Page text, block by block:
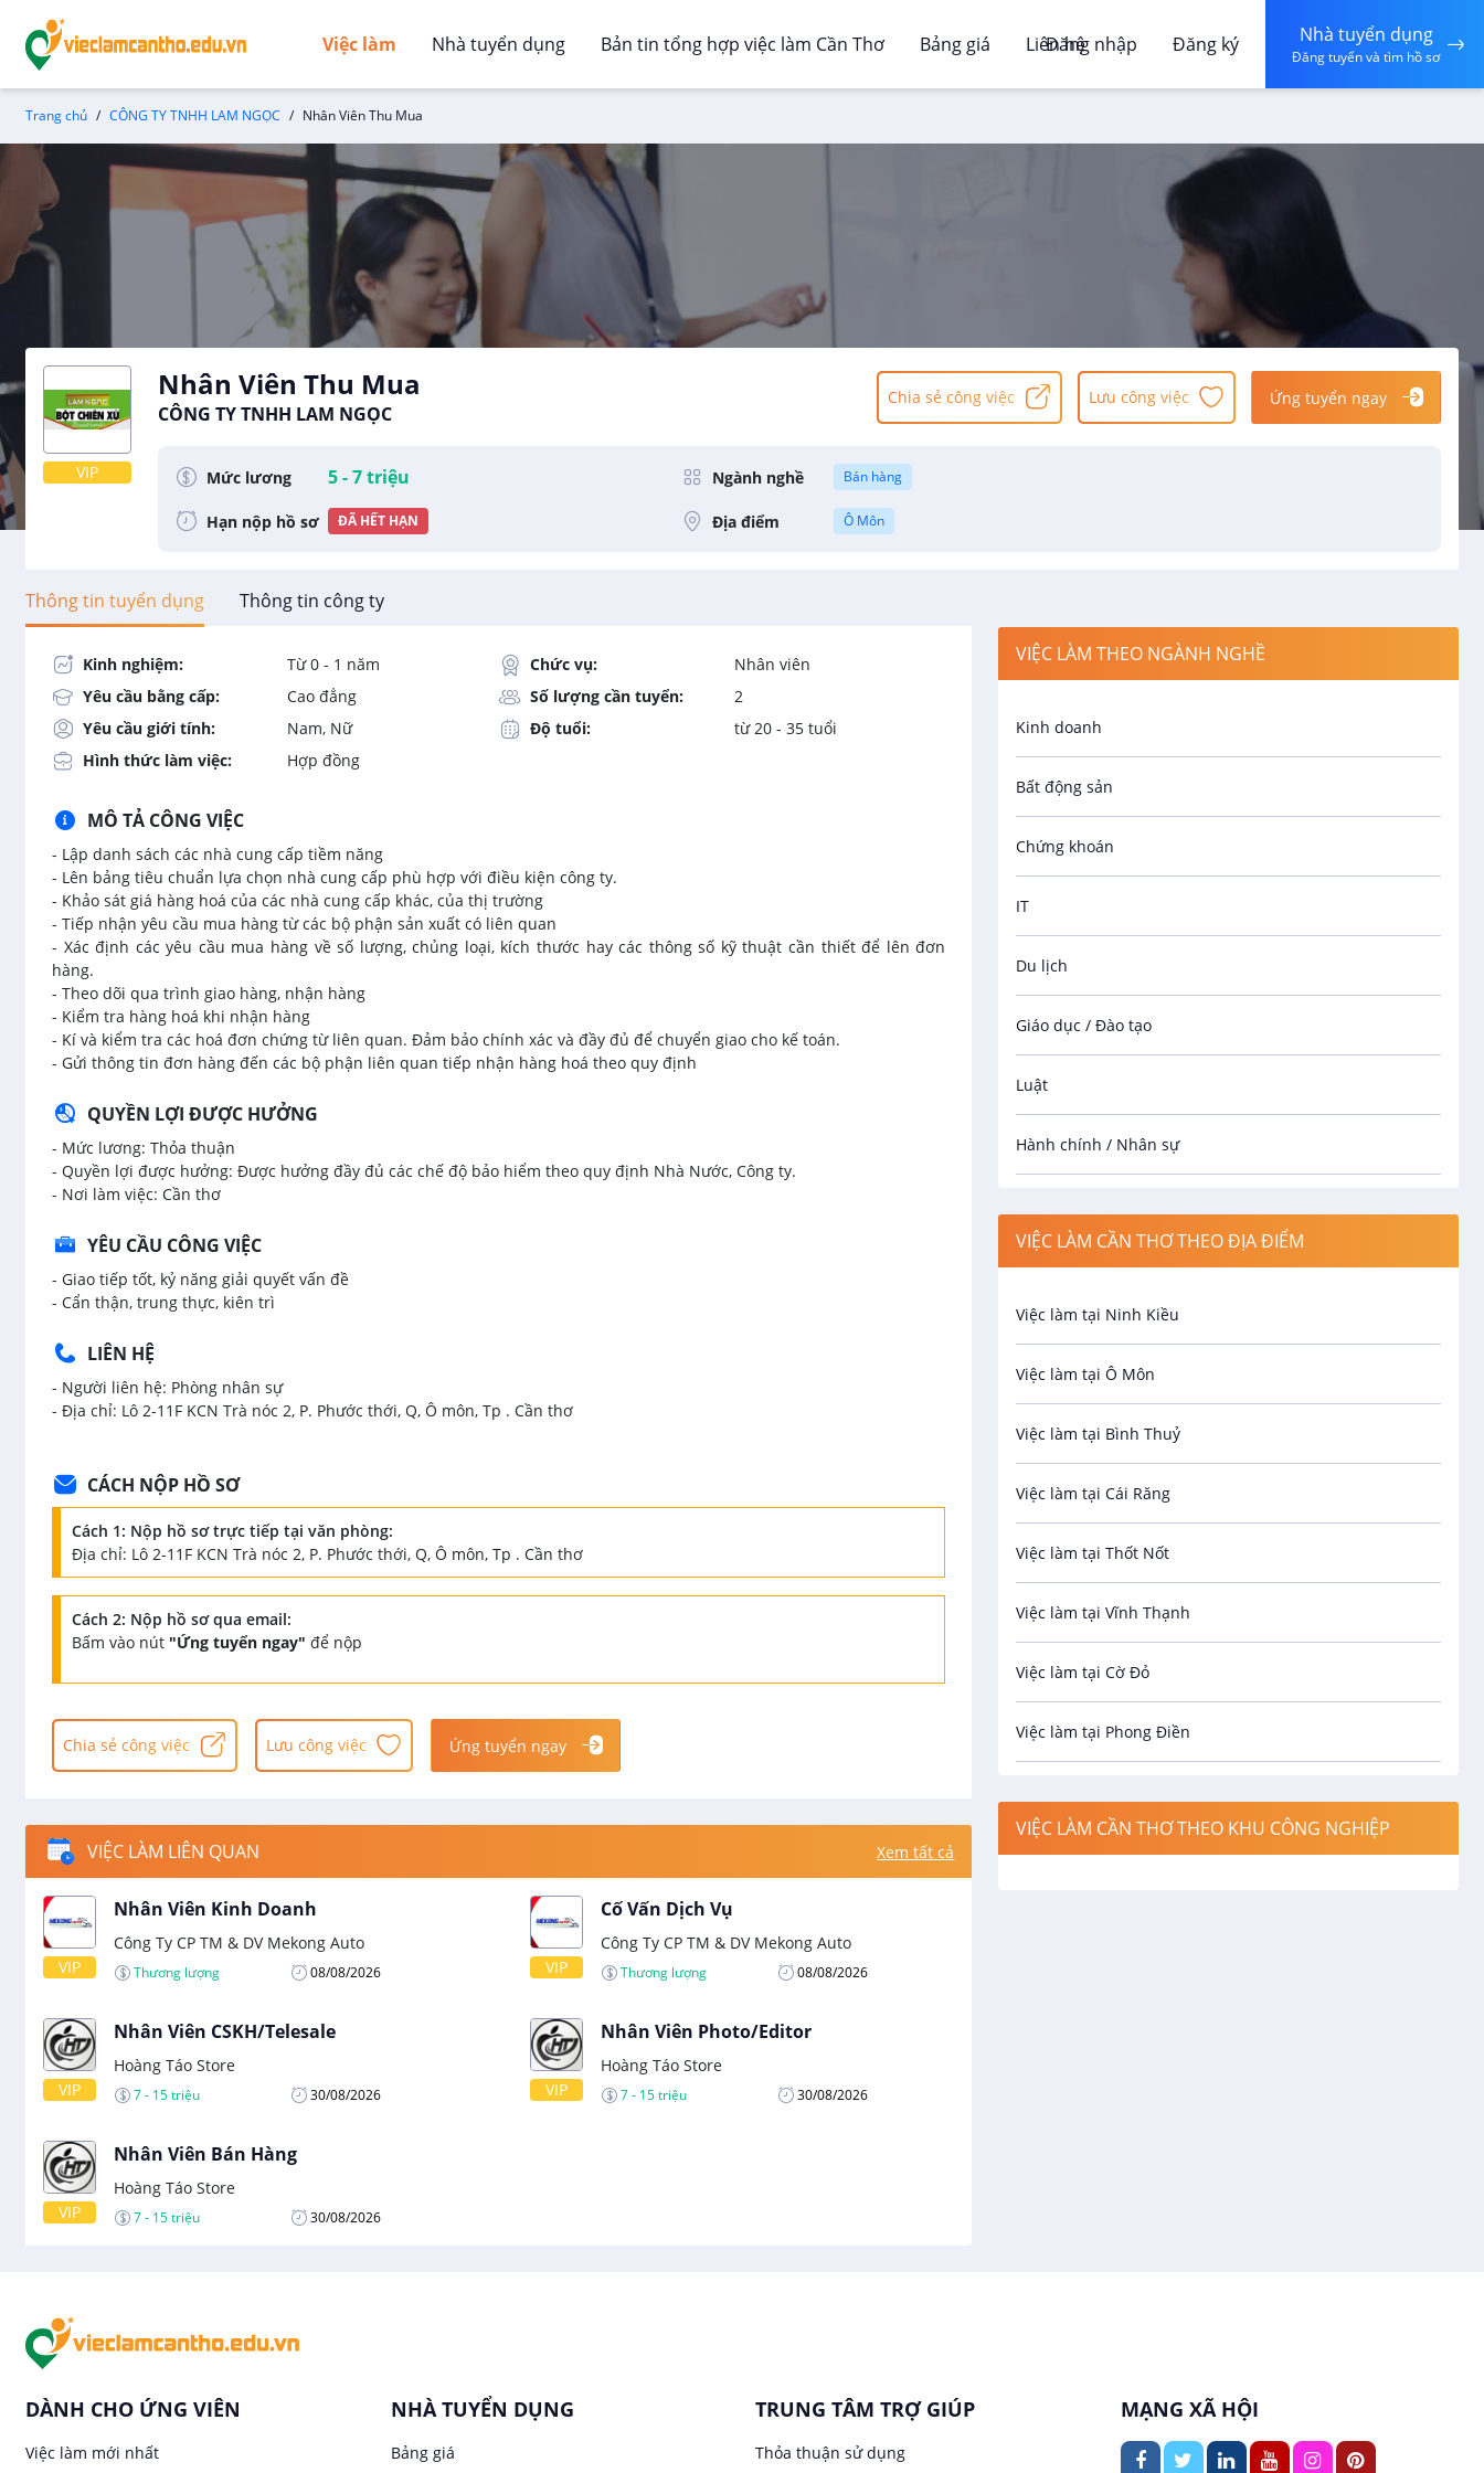
Việc làm Nhà tuyển dụng Bản tin tổng hợp việc làm Cần Thơ Bảng giá Liên hệ
Đăng nhập Đăng ký Nhà tuyển dụng
Đăng tuyển và tìm hồ sơ
Trang chủ CÔNG TY TNHH LAM NGỌC Nhân Viên Thu Mua
VIP
Nhân Viên Thu Mua
CÔNG TY TNHH LAM NGỌC
Chia sẻ công việc Lưu công việc Ứng tuyển ngay
Mức lương 5 - 7 triệu Ngành nghề Bán hàng
Hạn nộp hồ sơ ĐÃ HẾT HẠN Địa điểm Ô Môn
Thông tin tuyển dụng Thông tin công ty
Kinh nghiệm: Từ 0 - 1 năm Chức vụ:
Nhân viên
Yêu cầu bằng cấp:
Cao đẳng Số lượng cần tuyển:
2
Yêu cầu giới tính:
Nam, Nữ Độ tuổi:
từ 20 - 35 tuổi
Hình thức làm việc:
Hợp đồng
MÔ TẢ CÔNG VIỆC
- Lập danh sách các nhà cung cấp tiềm năng
- Lên bảng tiêu chuẩn lựa chọn nhà cung cấp phù hợp với điều kiện công ty.
- Khảo sát giá hàng hoá của các nhà cung cấp khác, của thị trường
- Tiếp nhận yêu cầu mua hàng từ các bộ phận sản xuất có liên quan
- Xác định các yêu cầu mua hàng về số lượng, chủng loại, kích thước hay các thông số kỹ thuật cần thiết để lên đơn
hàng.
- Theo dõi qua trình giao hàng, nhận hàng
- Kiểm tra hàng hoá khi nhận hàng
- Kí và kiểm tra các hoá đơn chứng từ liên quan. Đảm bảo chính xác và đầy đủ để chuyển giao cho kế toán.
- Gửi thông tin đơn hàng đến các bộ phận liên quan tiếp nhận hàng hoá theo quy định
QUYỀN LỢI ĐƯỢC HƯỞNG
- Mức lương: Thỏa thuận
- Quyền lợi được hưởng: Được hưởng đầy đủ các chế độ bảo hiểm theo quy định Nhà Nước, Công ty.
- Nơi làm việc: Cần thơ
YÊU CẦU CÔNG VIỆC
- Giao tiếp tốt, kỷ năng giải quyết vấn đề
- Cẩn thận, trung thực, kiên trì
LIÊN HỆ
- Người liên hệ: Phòng nhân sự
- Địa chỉ: Lô 2-11F KCN Trà nóc 2, P. Phước thới, Q, Ô môn, Tp . Cần thơ
CÁCH NỘP HỒ SƠ
Cách 1: Nộp hồ sơ trực tiếp tại văn phòng:
Địa chỉ: Lô 2-11F KCN Trà nóc 2, P. Phước thới, Q, Ô môn, Tp . Cần thơ
Cách 2: Nộp hồ sơ qua email:
Bấm vào nút "Ứng tuyển ngay" để nộp
Chia sẻ công việc Lưu công việc Ứng tuyển ngay
VIỆC LÀM LIÊN QUAN Xem tất cả
VIP
Nhân Viên Kinh Doanh
Công Ty CP TM & DV Mekong Auto
Thương lượng 08/08/2026 VIP
Cố Vấn Dịch Vụ
Công Ty CP TM & DV Mekong Auto
Thương lượng 08/08/2026
VIP
Nhân Viên CSKH/Telesale
Hoàng Táo Store
7 - 15 triệu 30/08/2026 VIP
Nhân Viên Photo/Editor
Hoàng Táo Store
7 - 15 triệu 30/08/2026
VIP
Nhân Viên Bán Hàng
Hoàng Táo Store
7 - 15 triệu 30/08/2026
VIỆC LÀM THEO NGÀNH NGHỀ
Kinh doanh
Bất động sản
Chứng khoán
IT
Du lịch
Giáo dục / Đào tạo
Luật
Hành chính / Nhân sự
Spa
Bảo Vệ
An toàn lao động
Bảo hiểm
Biên phiên dịch
Bưu chính viễn thông
Cơ khí
Công nghệ sinh học
Công nghệ thực phẩm
Điện / Điện tử / Điện lạnh
Hàng hải / Hàng không
VIỆC LÀM CẦN THƠ THEO ĐỊA ĐIỂM
Việc làm tại Ninh Kiều
Việc làm tại Ô Môn
Việc làm tại Bình Thuỷ
Việc làm tại Cái Răng
Việc làm tại Thốt Nốt
Việc làm tại Vĩnh Thạnh
Việc làm tại Cờ Đỏ
Việc làm tại Phong Điền
Việc làm tại Cái Khế
Việc làm tại Vị Thanh
VIỆC LÀM CẦN THƠ THEO KHU CÔNG NGHIỆP
DÀNH CHO ỨNG VIÊN
Việc làm mới nhất
NHÀ TUYỂN DỤNG
Bảng giá
TRUNG TÂM TRỢ GIÚP
Thỏa thuận sử dụng
MẠNG XÃ HỘI